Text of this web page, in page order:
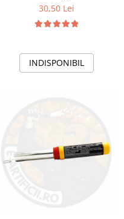
30,50 Lei
INDISPONIBIL